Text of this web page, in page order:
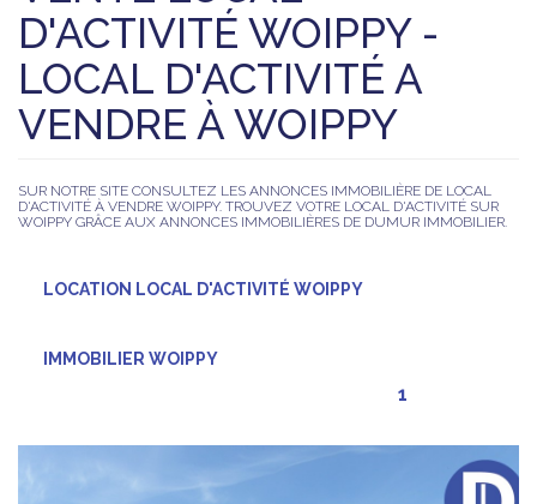
D'ACTIVITÉ WOIPPY -
LOCAL D'ACTIVITÉ A
VENDRE À WOIPPY
SUR NOTRE SITE CONSULTEZ LES ANNONCES IMMOBILIÈRE DE LOCAL
D'ACTIVITÉ À VENDRE WOIPPY. TROUVEZ VOTRE LOCAL D'ACTIVITÉ SUR
WOIPPY GRÂCE AUX ANNONCES IMMOBILIÈRES DE DUMUR IMMOBILIER.
LOCATION LOCAL D'ACTIVITÉ WOIPPY
IMMOBILIER WOIPPY
1